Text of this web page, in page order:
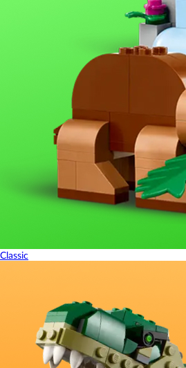
Classic